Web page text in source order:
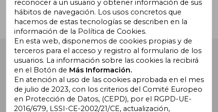
Buscalibre España . Calle Energía, 65, Nave 3 (08940),
Cornellà de Llobregat, Barcelona. Derechos Reservados.
reconocer a un usuario y obtener información de sus
hábitos de navegación. Los usos concretos que
hacemos de estas tecnologías se describen en la
información de la Política de Cookies.
En esta web, disponemos de cookies propias y de
terceros para el acceso y registro al formulario de los
usuarios. La información sobre las cookies la recibirá
en el Botón de Más Información.
En atención al uso de las cookies aprobada en el mes
de julio de 2023, con los criterios del Comité Europeo
en Protección de Datos, (CEPD), por el RGPD-UE-
2016/679, LSSI-CE-2002/21/CE, actualización,